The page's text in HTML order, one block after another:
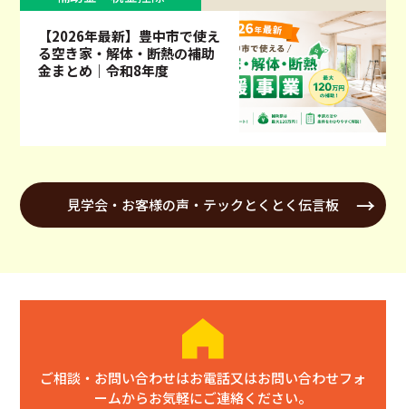
【2026年最新】豊中市で使え
る空き家・解体・断熱の補助
金まとめ｜令和8年度
見学会・お客様の声・テックとくとく伝言板
ご相談・お問い合わせはお電話又はお問い合わせフォ
ームからお気軽にご連絡ください。